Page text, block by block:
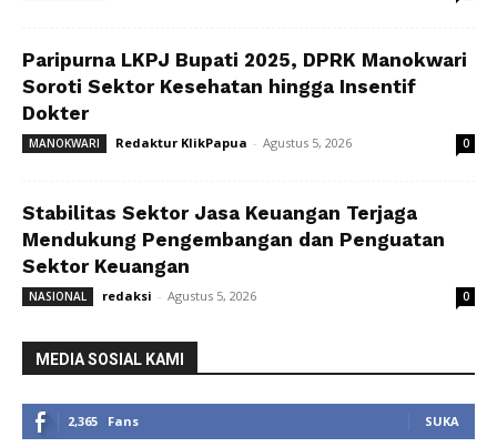
Paripurna LKPJ Bupati 2025, DPRK Manokwari
Soroti Sektor Kesehatan hingga Insentif
Dokter
MANOKWARI Redaktur KlikPapua - Agustus 5, 2026 0
Stabilitas Sektor Jasa Keuangan Terjaga
Mendukung Pengembangan dan Penguatan
Sektor Keuangan
NASIONAL redaksi - Agustus 5, 2026 0
MEDIA SOSIAL KAMI
2,365 Fans SUKA